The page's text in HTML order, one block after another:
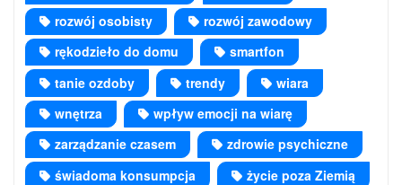
rozwój osobisty
rozwój zawodowy
rękodzieło do domu
smartfon
tanie ozdoby
trendy
wiara
wnętrza
wpływ emocji na wiarę
zarządzanie czasem
zdrowie psychiczne
świadoma konsumpcja
życie poza Ziemią